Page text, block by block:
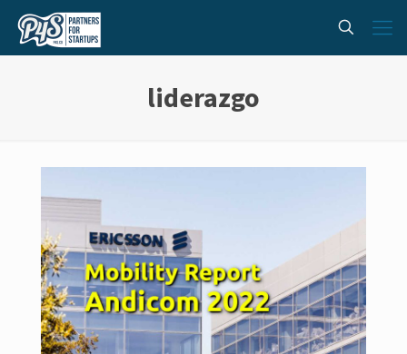
liderazgo